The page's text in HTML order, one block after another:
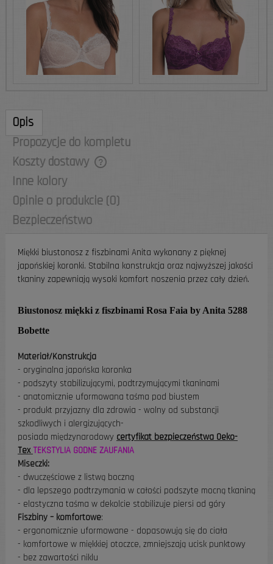
Opis
Propozycje do kompletu
Bezpieczeństwo
Koszty dostawy
Cena nie zawiera ewentualnych kosztów
płatności
Inne kolory
Opinie o produkcie (0)
Miękki biustonosz z fiszbinami Anita wykonany z pięknej
japońskiej koronki. Stabilna konstrukcja oraz najwyższej jakości
tkaninyzapewniają wysoki komfort noszenia przez cały dzień.
Biustonosz miękki z fiszbinami Rosa Faia by Anita 5288
Bobette
Materiał/Konstrukcja
- oryginalna japońska koronka
- podszyty stabilizującymi, podtrzymującymi tkaninami
- anatomicznie uformowana taśma pod biustem
- produkt przyjazny dla zdrowia - wolny od substancji
szkodliwych i alergizujących-
posiada międzynarodowy certyfikat bezpieczeństwa Oeko-
Tex TEKSTYLIA GODNE ZAUFANIA
Miseczki:
- dwuczęściowe z listwą boczną
- dla lepszego podtrzymania w całości podszyte mocną tkaniną
- elastyczna taśma w dekolcie stabilizuje piersi od góry
Fiszbiny – komfortowe:
- ergonomicznie uformowane - dopasowują się do ciała
- komfortowe w miękkiej otoczce, zmniejszają ucisk punktowy
- bez zawartości niklu